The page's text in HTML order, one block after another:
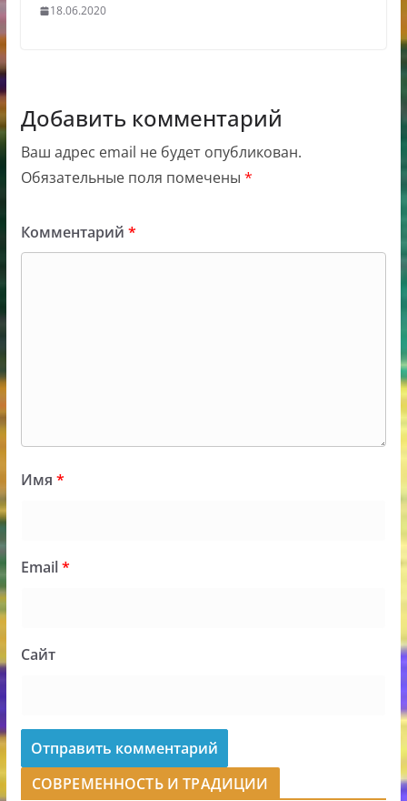
18.06.2020
Добавить комментарий
Ваш адрес email не будет опубликован.
Обязательные поля помечены *
Комментарий *
Имя *
Email*
Сайт
СОВРЕМЕННОСТЬ И ТРАДИЦИИ